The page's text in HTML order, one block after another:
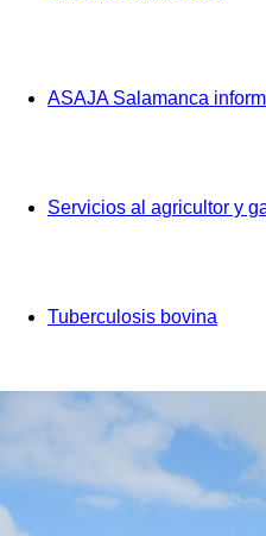
ASAJA Salamanca
Servicios al agricultor y
Tuberculosis bovina